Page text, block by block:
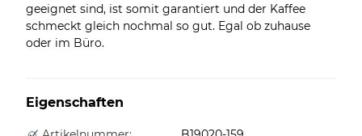
geeignet sind, ist somit garantiert und der Kaffee
schmeckt gleich nochmal so gut. Egal ob zuhause
oder im Büro.
Eigenschaften